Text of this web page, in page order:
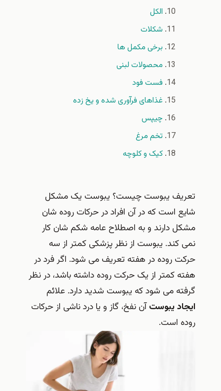
الکل
شکلات
برخی مکمل ها
محصولات لبنی
فست فود
غذاهای فرآوری شده و یخ زده
چیپس
تخم مرغ
کیک و کلوچه
تعریف یبوست چیست؟ یبوست یک مشکل
شایع است که در آن افراد در حرکات روده شان
مشکل دارند و به اصطلاح عامه شکم شان کار
نمی کند. یبوست از نظر پزشکی کمتر از سه
حرکت روده در هفته تعریف می شود. اگر فرد در
هفته کمتر از یک حرکت روده داشته باشد، در نظر
گرفته می شود که یبوست شدید دارد. علائم
ایجاد یبوستآن نفخ، گاز و یا درد ناشی از حرکات
روده است.